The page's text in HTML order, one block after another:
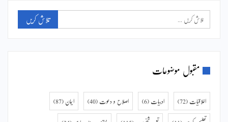
مقبول موضوعات
اخلاقیات (72) ادبیات (6) اصلاح و دعوت (40) ایمان (87)